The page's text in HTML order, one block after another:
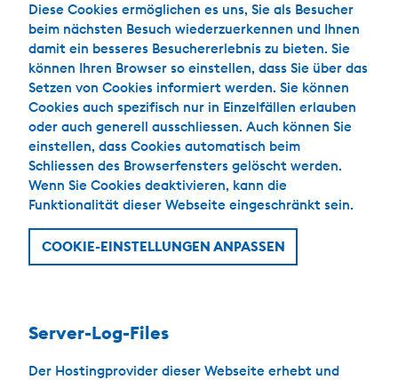
Diese Cookies ermöglichen es uns, Sie als Besucher
beim nächsten Besuch wiederzuerkennen und Ihnen
damit ein besseres Besuchererlebnis zu bieten. Sie
können Ihren Browser so einstellen, dass Sie über das
Setzen von Cookies informiert werden. Sie können
Cookies auch spezifisch nur in Einzelfällen erlauben
oder auch generell ausschliessen. Auch können Sie
einstellen, dass Cookies automatisch beim
Schliessen des Browserfensters gelöscht werden.
Wenn Sie Cookies deaktivieren, kann die
Funktionalität dieser Webseite eingeschränkt sein.
COOKIE-EINSTELLUNGEN ANPASSEN
Server-Log-Files
Der Hostingprovider dieser Webseite erhebt und